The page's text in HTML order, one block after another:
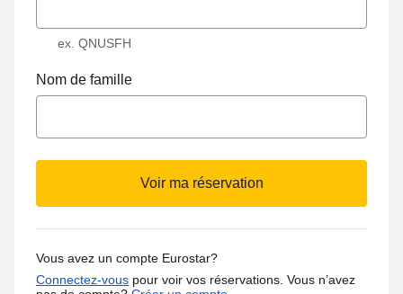
ex. QNUSFH
Nom de famille
Voir ma réservation
Vous avez un compte Eurostar?
Connectez-vous pour voir vos réservations. Vous n’avez